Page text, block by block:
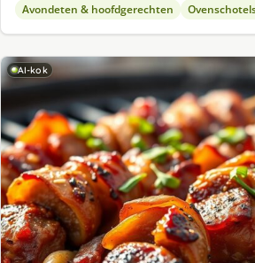
Avondeten & hoofdgerechten
AI-kok